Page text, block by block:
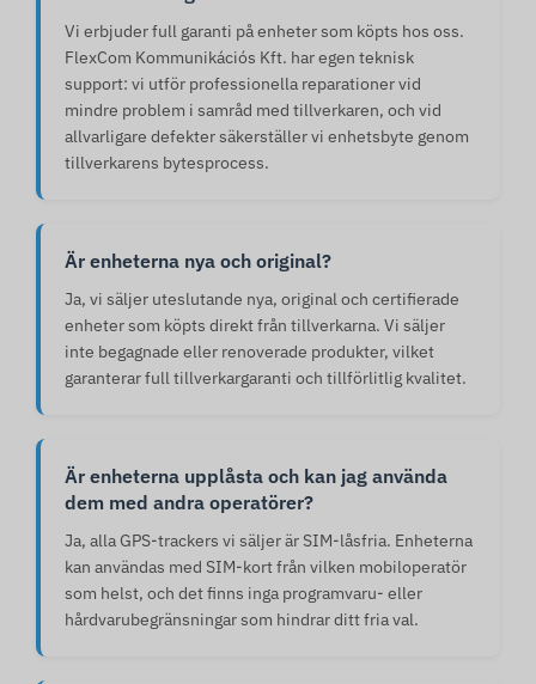
Vi erbjuder full garanti på enheter som köpts hos oss.
FlexCom Kommunikációs Kft. har egen teknisk
support: vi utför professionella reparationer vid
mindre problem i samråd med tillverkaren, och vid
allvarligare defekter säkerställer vi enhetsbyte genom
tillverkarens bytesprocess.
Är enheterna nya och original?
Ja, vi säljer uteslutande nya, original och certifierade
enheter som köpts direkt från tillverkarna. Vi säljer
inte begagnade eller renoverade produkter, vilket
garanterar full tillverkargaranti och tillförlitlig kvalitet.
Är enheterna upplåsta och kan jag använda
dem med andra operatörer?
Ja, alla GPS-trackers vi säljer är SIM-låsfria. Enheterna
kan användas med SIM-kort från vilken mobiloperatör
som helst, och det finns inga programvaru- eller
hårdvarubegränsningar som hindrar ditt fria val.